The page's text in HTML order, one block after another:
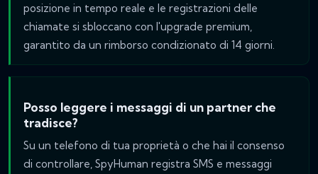
posizione in tempo reale e le registrazioni delle
chiamate si sbloccano con l'upgrade premium,
garantito da un rimborso condizionato di 14 giorni.
Posso leggere i messaggi di un partner che
tradisce?
Su un telefono di tua proprietà o che hai il consenso
di controllare, SpyHuman registra SMS e messaggi